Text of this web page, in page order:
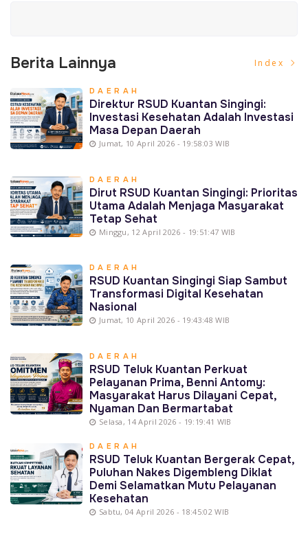
Berita Lainnya Index
DAERAH
Direktur RSUD Kuantan Singingi:
Investasi Kesehatan Adalah Investasi
Masa Depan Daerah
Jumat, 10 April 2026 - 19:58:03 WIB
DAERAH
Dirut RSUD Kuantan Singingi: Prioritas
Utama Adalah Menjaga Masyarakat
Tetap Sehat
Minggu, 12 April 2026 - 19:51:47 WIB
DAERAH
RSUD Kuantan Singingi Siap Sambut
Transformasi Digital Kesehatan
Nasional
Jumat, 10 April 2026 - 19:43:48 WIB
DAERAH
RSUD Teluk Kuantan Perkuat
Pelayanan Prima, Benni Antomy:
Masyarakat Harus Dilayani Cepat,
Nyaman Dan Bermartabat
Selasa, 14 April 2026 - 19:19:41 WIB
DAERAH
RSUD Teluk Kuantan Bergerak Cepat,
Puluhan Nakes Digembleng Diklat
Demi Selamatkan Mutu Pelayanan
Kesehatan
Sabtu, 04 April 2026 - 18:45:02 WIB